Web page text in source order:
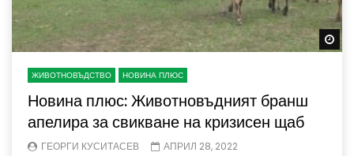
ЖИВОТНОВЪДСТВО НОВИНА ПЛЮС
Новина плюс: Животновъдният бранш
апелира за свикване на кризисен щаб
ГЕОРГИ КУСИТАСЕВ АПРИЛ 28, 2022